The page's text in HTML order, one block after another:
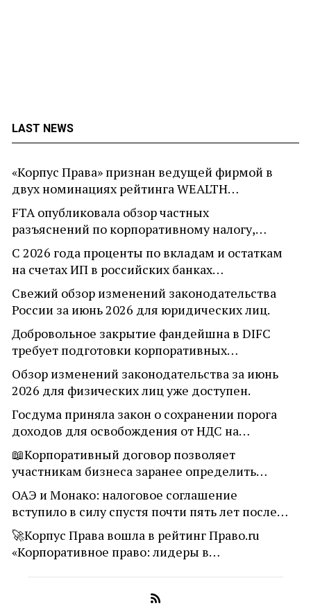
LAST NEWS
«Корпус Права» признан ведущей фирмой в
двух номинациях рейтинга WEALTH…
FTA опубликовала обзор частных
разъяснений по корпоративному налогу,…
С 2026 года проценты по вкладам и остаткам
на счетах ИП в российских банках…
Свежий обзор изменений законодательства
России за июнь 2026 для юридических лиц.
Добровольное закрытие фандейшна в DIFC
требует подготовки корпоративных…
Обзор изменений законодательства за июнь
2026 для физических лиц уже доступен.
Госдума приняла закон о сохранении порога
доходов для освобождения от НДС на…
📖Корпоративный договор позволяет
участникам бизнеса заранее определить…
ОАЭ и Монако: налоговое соглашение
вступило в силу спустя почти пять лет после…
🚀Корпус Права вошла в рейтинг Право.ru
«Корпоративное право: лидеры в…